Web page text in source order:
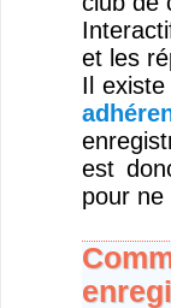
et les
Il
est
pour ne